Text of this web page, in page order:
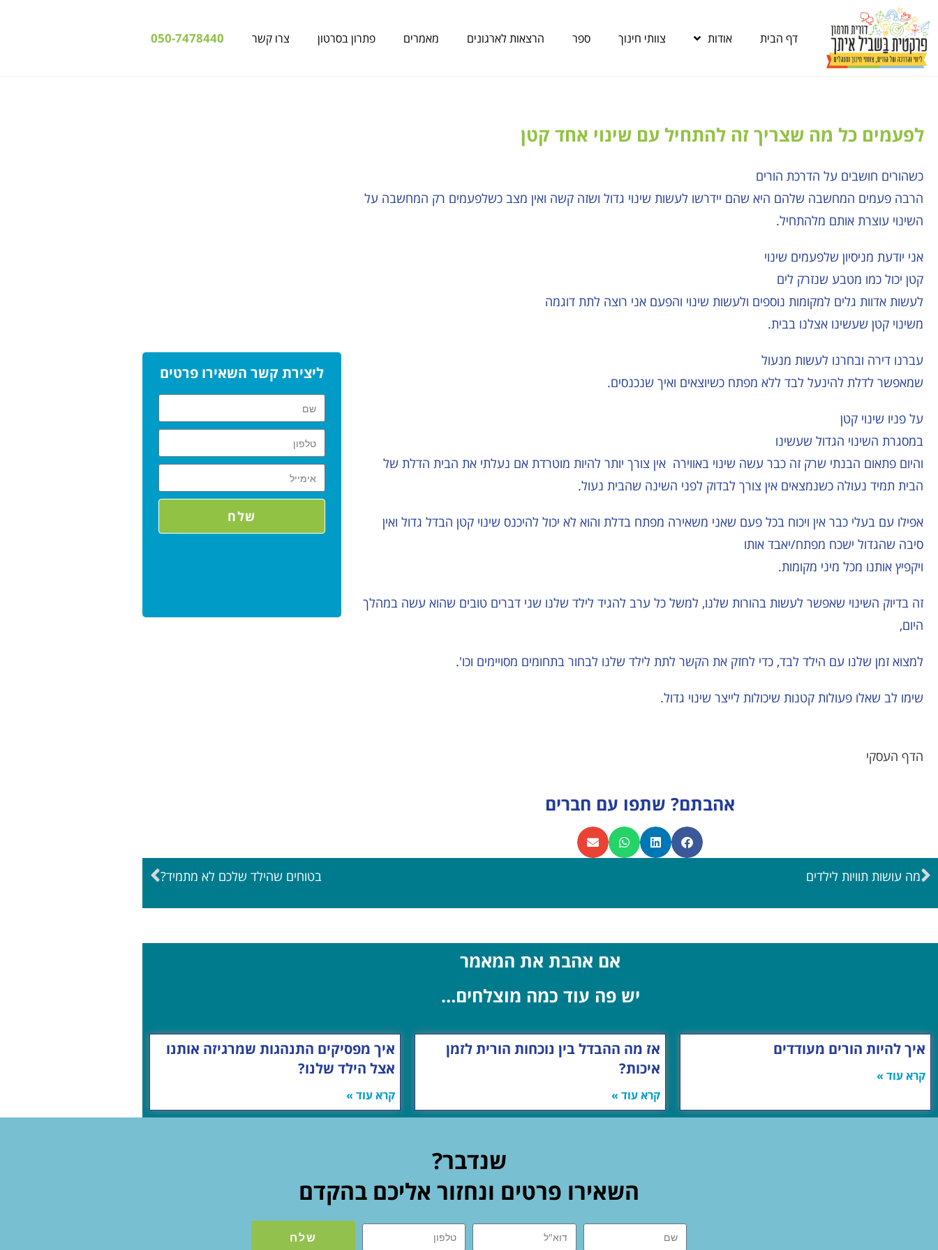
דף הבית אודות צוותי חינוך ספר הרצאות לארגונים מאמרים פתרון בסרטון צרו קשר 050-7478440
לפעמים כל מה שצריך זה להתחיל עם שינוי אחד קטן
כשהורים חושבים על הדרכת הורים
הרבה פעמים המחשבה שלהם היא שהם יידרשו לעשות שינוי גדול ושזה קשה ואין מצב כשלפעמים רק המחשבה על
השינוי עוצרת אותם מלהתחיל.
אני יודעת מניסיון שלפעמים שינוי
קטן יכול כמו מטבע שנזרק לים
לעשות אדוות גלים למקומות נוספים ולעשות שינוי והפעם אני רוצה לתת דוגמה
משינוי קטן שעשינו אצלנו בבית.
עברנו דירה ובחרנו לעשות מנעול
שמאפשר לדלת להינעל לבד ללא מפתח כשיוצאים ואיך שנכנסים.
על פניו שינוי קטן
במסגרת השינוי הגדול שעשינו
והיום פתאום הבנתי שרק זה כבר עשה שינוי באווירה אין צורך יותר להיות מוטרדת אם נעלתי את הבית הדלת של
הבית תמיד נעולה כשנמצאים אין צורך לבדוק לפני השינה שהבית נעול.
אפילו עם בעלי כבר אין ויכוח בכל פעם שאני משאירה מפתח בדלת והוא לא יכול להיכנס שינוי קטן הבדל גדול ואין
סיבה שהגדול ישכח מפתח/יאבד אותו
ויקפיץ אותנו מכל מיני מקומות.
זה בדיוק השינוי שאפשר לעשות בהורות שלנו, למשל כל ערב להגיד לילד שלנו שני דברים טובים שהוא עשה במהלך
היום,
למצוא זמן שלנו עם הילד לבד, כדי לחזק את הקשר לתת לילד שלנו לבחור בתחומים מסויימים וכו'.
שימו לב שאלו פעולות קטנות שיכולות לייצר שינוי גדול.
הדף העסקי
אהבתם? שתפו עם חברים
ליצירת קשר השאירו פרטים
שלח
מה עושות תוויות לילדים בטוחים שהילד שלכם לא מתמיד?
אם אהבת את המאמר
יש פה עוד כמה מוצלחים…
איך להיות הורים מעודדים
קרא עוד »
אז מה ההבדל בין נוכחות הורית לזמן
איכות?
קרא עוד »
איך מפסיקים התנהגות שמרגיזה אותנו
אצל הילד שלנו?
קרא עוד »
שנדבר?
השאירו פרטים ונחזור אליכם בהקדם
שלח